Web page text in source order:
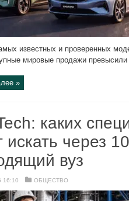
известных и проверенных
мировые продажи
»
каких
искать через
вуз
16:10 ОБЩЕСТВО